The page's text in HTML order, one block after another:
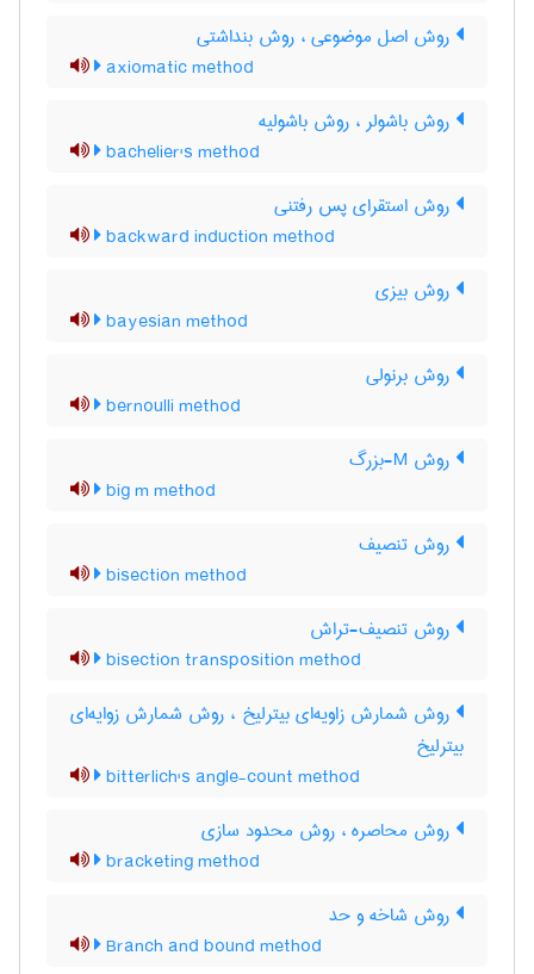
روش اصل موضوعی ، روش بنداشتی
axiomatic method
روش باشولر ، روش باشولیه
bachelier's method
روش استقرای پس رفتنی
backward induction method
روش بیزی
bayesian method
روش برنولی
bernoulli method
روش M-بزرگ
big m method
روش تنصیف
bisection method
روش تنصیف-تراش
bisection transposition method
روش شمارش زاویه‌ای بیترلیخ ، روش شمارش زوایه‌ای
بیترلیخ
bitterlich's angle-count method
روش محاصره ، روش محدود سازی
bracketing method
روش شاخه و حد
Branch and bound method